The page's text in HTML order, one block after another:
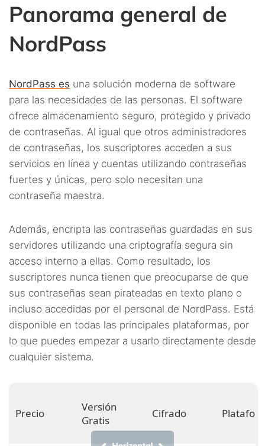
Panorama general de
NordPass
NordPass es una solución moderna de software
para las necesidades de las personas. El software
ofrece almacenamiento seguro, protegido y privado
de contraseñas. Al igual que otros administradores
de contraseñas, los suscriptores acceden a sus
servicios en línea y cuentas utilizando contraseñas
fuertes y únicas, pero solo necesitan una
contraseña maestra.
Además, encripta las contraseñas guardadas en sus
servidores utilizando una criptografía segura sin
acceso interno a ellas. Como resultado, los
suscriptores nunca tienen que preocuparse de que
sus contraseñas sean pirateadas en texto plano o
incluso accedidas por el personal de NordPass. Está
disponible en todas las principales plataformas, por
lo que puedes empezar a usarlo directamente desde
cualquier sistema.
Precio
Versión
Gratis
Cifrado